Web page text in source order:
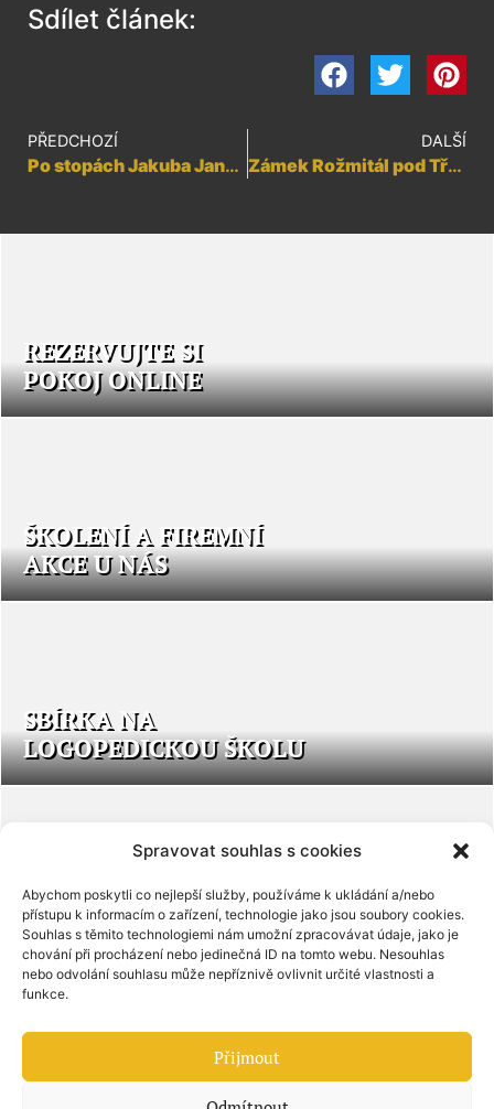
Spravovat souhlas s cookies
Abychom poskytli co nejlepší služby, používáme k ukládání a/nebo
přístupu k informacím o zařízení, technologie jako jsou soubory cookies.
Souhlas s těmito technologiemi nám umožní zpracovávat údaje, jako je
chování při procházení nebo jedinečná ID na tomto webu. Nesouhlas
nebo odvolání souhlasu může nepříznivě ovlivnit určité vlastnosti a
funkce.
Přijmout
Sdílet článek:
PŘEDCHOZÍ
Po stopách Jakuba Jana Ryby v Rožmitále pod Třemšínem
DALŠÍ
Zámek Rožmitál pod Třemšínem
REZERVUJTE SI
POKOJ ONLINE
ŠKOLENÍ A FIREMNÍ
AKCE U NÁS
SBÍRKA NA
LOGOPEDICKOU ŠKOLU
KUPTE SI ZAJÍMAVÉ
ČTENÍ